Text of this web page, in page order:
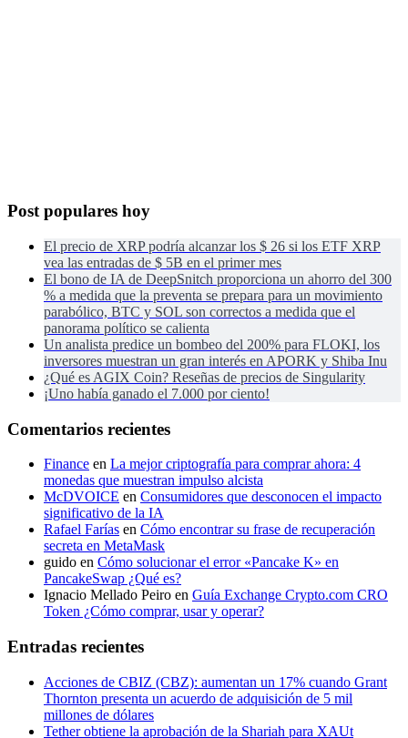
Post populares hoy
El precio de XRP podría alcanzar los $ 26 si los ETF XRP
vea las entradas de $ 5B en el primer mes
El bono de IA de DeepSnitch proporciona un ahorro del 300
% a medida que la preventa se prepara para un movimiento
parabólico, BTC y SOL son correctos a medida que el
panorama político se calienta
Un analista predice un bombeo del 200% para FLOKI, los
inversores muestran un gran interés en APORK y Shiba Inu
¿Qué es AGIX Coin? Reseñas de precios de Singularity
¡Uno había ganado el 7.000 por ciento!
Comentarios recientes
Finance en La mejor criptografía para comprar ahora: 4
monedas que muestran impulso alcista
McDVOICE en Consumidores que desconocen el impacto
significativo de la IA
Rafael Farías en Cómo encontrar su frase de recuperación
secreta en MetaMask
guido en Cómo solucionar el error «Pancake K» en
PancakeSwap ¿Qué es?
Ignacio Mellado Peiro en Guía Exchange Crypto.com CRO
Token ¿Cómo comprar, usar y operar?
Entradas recientes
Acciones de CBIZ (CBZ): aumentan un 17% cuando Grant
Thornton presenta un acuerdo de adquisición de 5 mil
millones de dólares
Tether obtiene la aprobación de la Shariah para XAUt